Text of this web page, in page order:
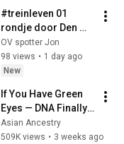
#treinleven 01
rondje door Den
Haag met trams en
bussen van de HTM.
OV spotter Jon
98 views • 1 day ago
New
If You Have Green
Eyes — DNA Finally
Revealed Where
They Really Come
Asian Ancestry
509K views • 3 weeks ago